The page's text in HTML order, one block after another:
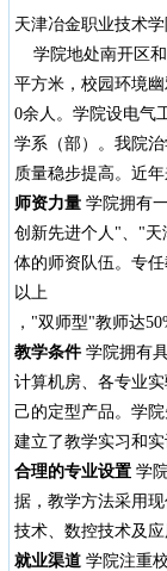
天津冶金职业技术
学院地处南开区和
平方米，校园环境
0余人。学院设电气
学系（部）。我院
质量稳步提高。近
师资力量 学院拥有
创新先进个人"、"天
体的师资队伍。专
以上
，"双师型"教师达
教学条件 学院拥有
计算机房、各专业
己的定型产品。学
建立了教学实习和实
合理的专业设置 学
据，教学方法采用
技术、数控技术及
就业渠道 学院注重